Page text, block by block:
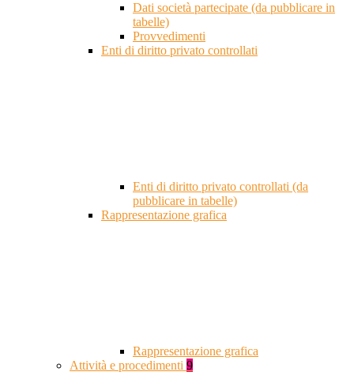
Dati società partecipate (da pubblicare in
tabelle)
Provvedimenti
Enti di diritto privato controllati
Enti di diritto privato controllati (da
pubblicare in tabelle)
Rappresentazione grafica
Rappresentazione grafica
Attività e procedimenti 9